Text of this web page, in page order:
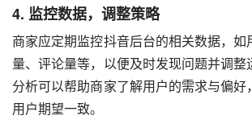
4. 监控数据，调整策略
商家应定期监控抖音后台的相关数据，
量、评论量等，以便及时发现问题并调整
分析可以帮助商家了解用户的需求与偏好
用户期望一致。